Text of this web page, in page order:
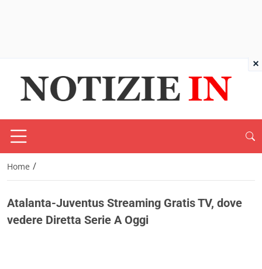
Home /
Atalanta-Juventus Streaming Gratis TV, dove
vedere Diretta Serie A Oggi
×